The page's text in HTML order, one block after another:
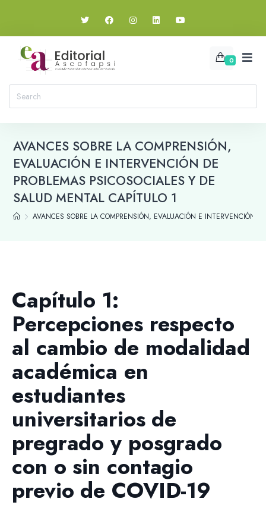
0
AVANCES SOBRE LA COMPRENSIÓN,
EVALUACIÓN E INTERVENCIÓN DE
PROBLEMAS PSICOSOCIALES Y DE
SALUD MENTAL CAPÍTULO 1
AVANCES SOBRE LA COMPRENSIÓN, EVALUACIÓN E INTERVENCIÓN
Capítulo 1:
Percepciones respecto
al cambio de modalidad
académica en
estudiantes
universitarios de
pregrado y posgrado
con o sin contagio
previo de COVID-19